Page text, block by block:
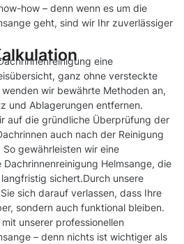
how – denn wenn es um die
geht, sind wir Ihr zuverlässiger
eine
ganz ohne versteckte
wir bewährte Methoden an,
und Ablagerungen entfernen.
auf die gründliche Überprüfung der
auch nach der Reinigung
gewährleisten wir eine
Helmsange, die
sichert.Durch unsere
sich darauf verlassen, dass Ihre
sondern auch funktional bleiben.
unserer professionellen
– denn nichts ist wichtiger als